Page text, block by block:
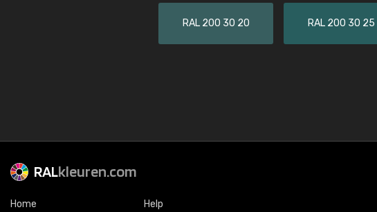
RAL 200 30 20 RAL 200 30 25
RALkleuren.com
Home Help